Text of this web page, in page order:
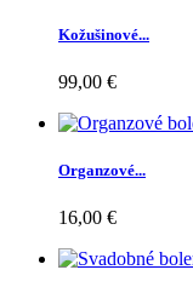
Kožušinové...
99,00 €
Organzové...
16,00 €